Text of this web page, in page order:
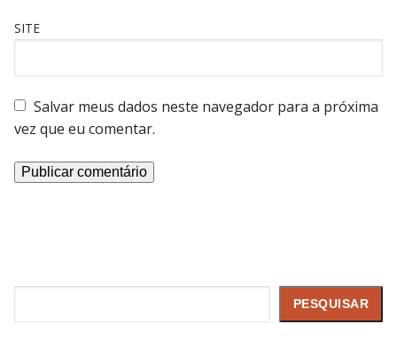
SITE
Salvar meus dados neste navegador para a próxima
vez que eu comentar.
PESQUISAR